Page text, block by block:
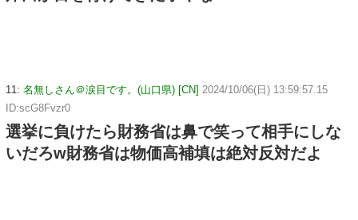
11: 名無しさん＠涙目です。(山口県) [CN] 2024/10/06(日) 13:59:57.15
ID:scG8Fvzr0
選挙に負けたら財務省は鼻で笑って相手にしな
いだろw財務省は物価高補填は絶対反対だよ